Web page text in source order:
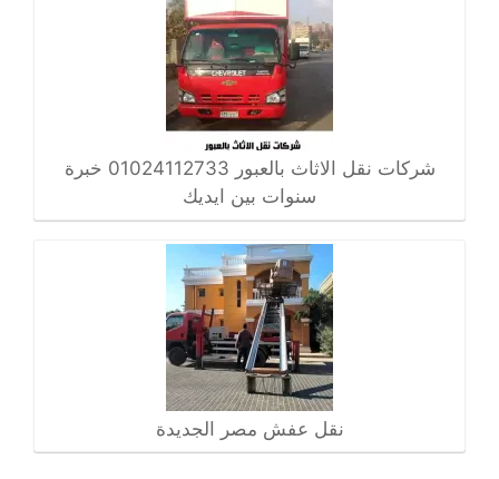
شركات نقل الاثاث بالعبور 01024112733 خبرة
سنوات بين ايديك
نقل عفش مصر الجديدة